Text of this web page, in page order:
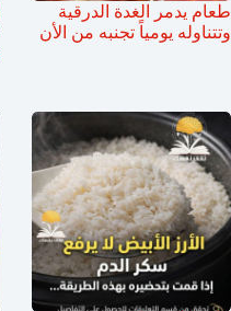
طعام يدمر الغدة الدرقية
وتتناوله يومياً تجنبه من الأن